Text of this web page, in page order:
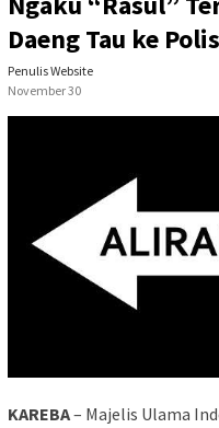
Daeng Tau ke
Penulis Website
November 30
KAREBA– Majelis Ulama